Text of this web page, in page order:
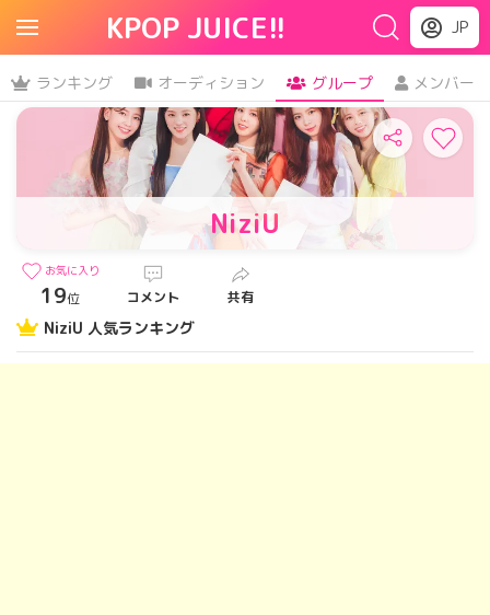
KPOP JUICE!! JP
ランキング オーディション グループ メンバー
NiziU
お気に入り
19位 コメント 共有
NiziU 人気ランキング